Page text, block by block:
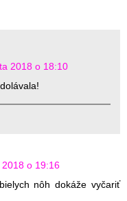
2018 o 18:10
o 19:16
nôh dokáže vyčariť